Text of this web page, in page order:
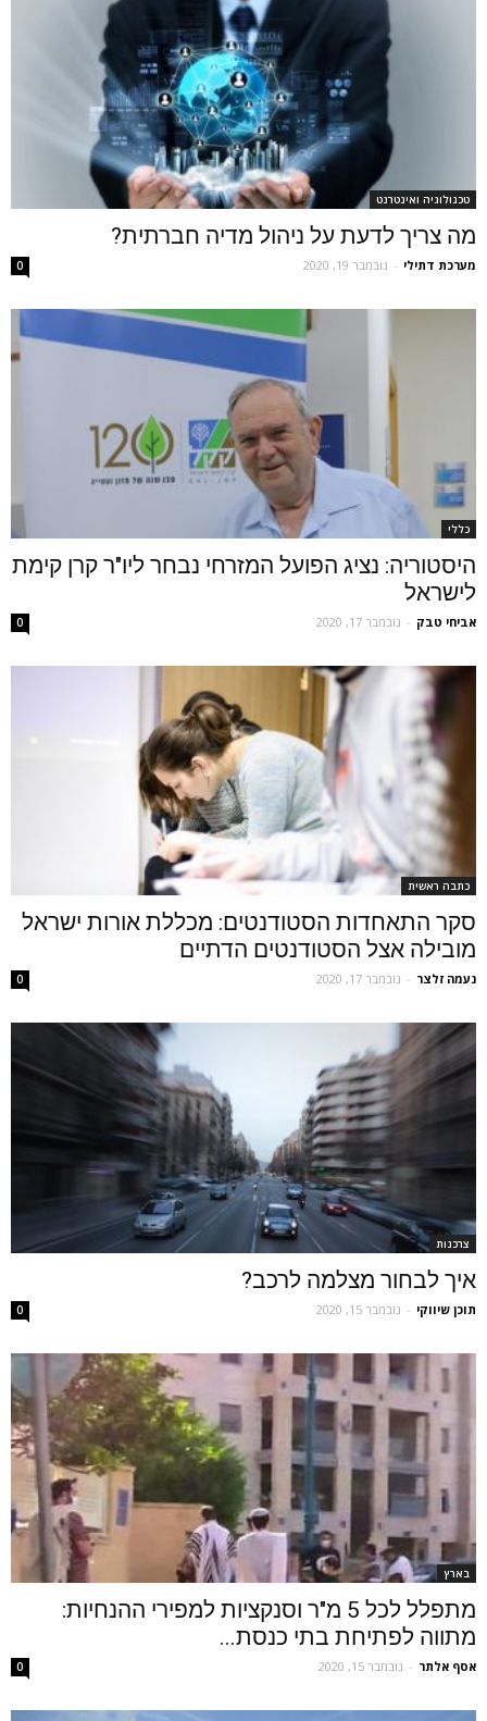
טכנולוגיה ואינטרנט
מה צריך לדעת על ניהול מדיה חברתית?
מערכת דתילי - נובמבר 19, 2020 0
כללי
היסטוריה: נציג הפועל המזרחי נבחר ליו"ר קרן קימת
לישראל
אביחי טבק - נובמבר 17, 2020 0
כתבה ראשית
סקר התאחדות הסטודנטים: מכללת אורות ישראל
מובילה אצל הסטודנטים הדתיים
נעמה זלצר - נובמבר 17, 2020 0
צרכנות
איך לבחור מצלמה לרכב?
תוכן שיווקי - נובמבר 15, 2020 0
בארץ
מתפלל לכל 5 מ"ר וסנקציות למפירי ההנחיות:
מתווה לפתיחת בתי כנסת...
אסף אלתר - נובמבר 15, 2020 0